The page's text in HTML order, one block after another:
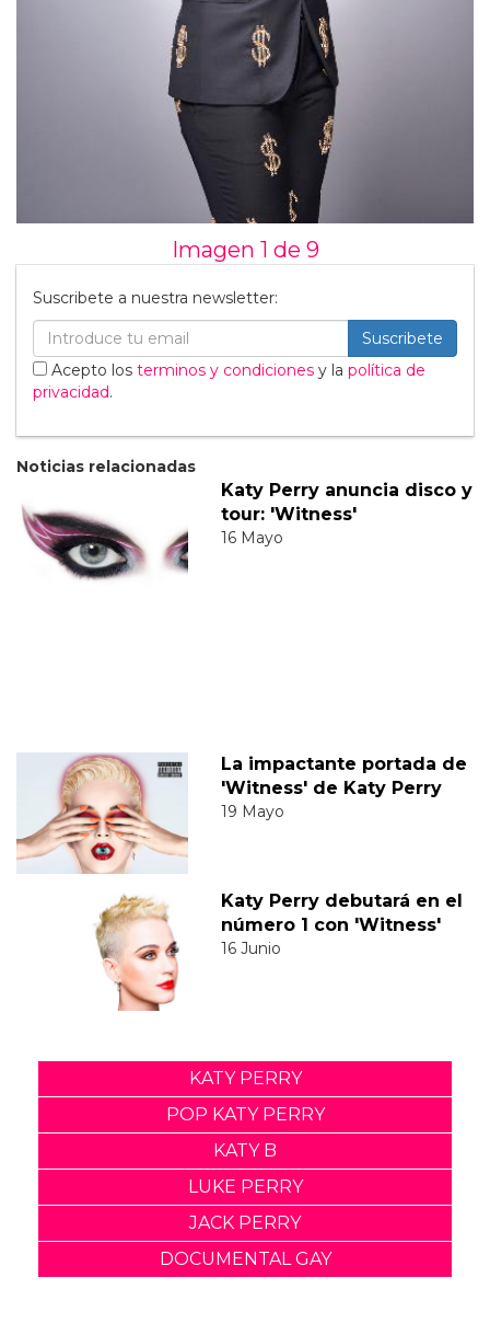
Imagen 1 de 9
Suscribete a nuestra newsletter:
Suscribete
Acepto los terminos y condiciones y la política de
privacidad.
Noticias relacionadas
Katy Perry anuncia disco y
tour: 'Witness'
16 Mayo
La impactante portada de
'Witness' de Katy Perry
19 Mayo
Katy Perry debutará en el
número 1 con 'Witness'
16 Junio
KATY PERRY
POP KATY PERRY
KATY B
LUKE PERRY
JACK PERRY
DOCUMENTAL GAY